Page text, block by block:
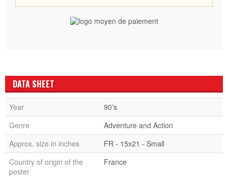
DATA SHEET
Year
90's
Genre
Adventure and Action
Approx. size in inches
FR - 15x21 - Small
Country of origin of the
poster
France